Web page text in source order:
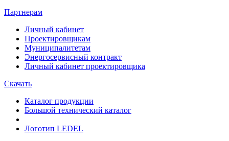
Партнерам
Личный кабинет
Проектировщикам
Муниципалитетам
Энергосервисный контракт
Личный кабинет проектировщика
Скачать
Каталог продукции
Большой технический каталог
Логотип LEDEL